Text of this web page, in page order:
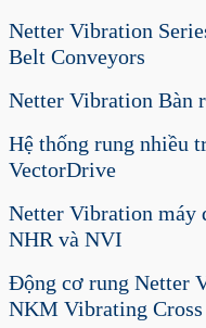
Netter Vibration
Belt Conveyors
Netter Vibration Bàn
Hệ thống rung nhiều
VectorDrive
Netter Vibration máy
NHR và NVI
Động cơ rung Netter
NKM Vibrating Cross